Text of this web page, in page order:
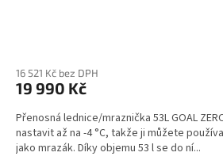
16 521 Kč bez DPH
19 990 Kč
Přenosná lednice/mraznička 53L GOAL
nastavit až na -4 °C, takže ji můžete
jako mrazák. Díky objemu 53 l se do ní...